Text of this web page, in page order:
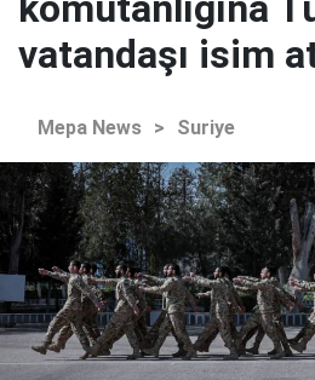
vatandaşı isim
Mepa News > Suriye